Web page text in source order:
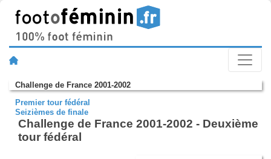
Challenge de France 2001-2002
Premier tour fédéral
Seizièmes de finale
Challenge de France 2001-2002 - Deuxième
tour fédéral